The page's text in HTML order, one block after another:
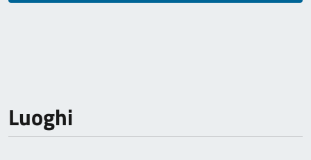
Luoghi